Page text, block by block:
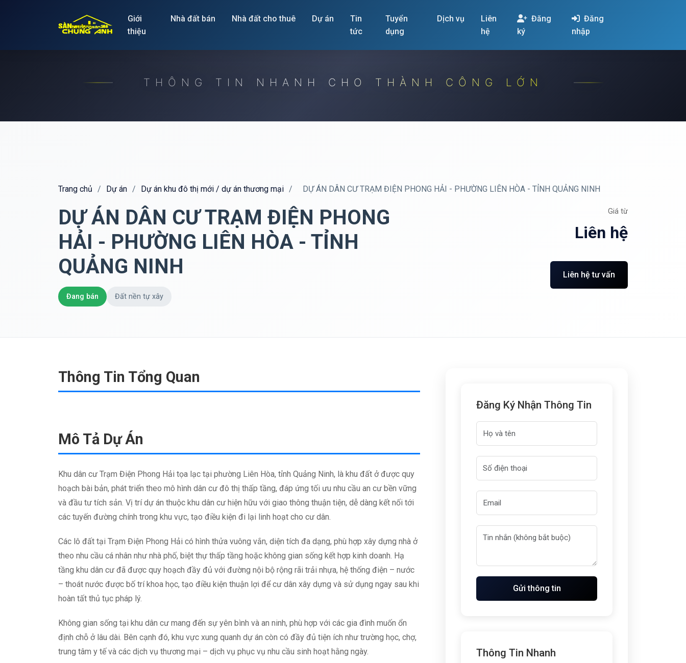
Giới
thiệu
Nhà đất bán Nhà đất cho thuê Dự án
Tin
tức
Tuyển
dụng
Dịch vụ
Liên
hệ
Đăng
ký
Đăng
nhập
THÔNG TIN NHANH CHO THÀNH CÔNG LỚN
Trang chủ / Dự án / Dự án khu đô thị mới / dự án thương mại / DỰ ÁN DÂN CƯ TRẠM ĐIỆN PHONG HẢI - PHƯỜNG LIÊN HÒA - TỈNH QUẢNG NINH
DỰ ÁN DÂN CƯ TRẠM ĐIỆN PHONG
HẢI - PHƯỜNG LIÊN HÒA - TỈNH
QUẢNG NINH
Đang bán Đất nền tự xây
Giá từ
Liên hệ
Liên hệ tư vấn
Thông Tin Tổng Quan
Mô Tả Dự Án
Khu dân cư Trạm Điện Phong Hải tọa lạc tại phường Liên Hòa, tỉnh Quảng Ninh, là khu đất ở được quy
hoạch bài bản, phát triển theo mô hình dân cư đô thị thấp tầng, đáp ứng tối ưu nhu cầu an cư bền vững
và đầu tư tích sản. Vị trí dự án thuộc khu dân cư hiện hữu với giao thông thuận tiện, dễ dàng kết nối tới
các tuyến đường chính trong khu vực, tạo điều kiện đi lại linh hoạt cho cư dân.
Các lô đất tại Trạm Điện Phong Hải có hình thửa vuông vắn, diện tích đa dạng, phù hợp xây dựng nhà ở
theo nhu cầu cá nhân như nhà phố, biệt thự thấp tầng hoặc không gian sống kết hợp kinh doanh. Hạ
tầng khu dân cư đã được quy hoạch đầy đủ với đường nội bộ rộng rãi trải nhựa, hệ thống điện – nước
– thoát nước được bố trí khoa học, tạo điều kiện thuận lợi để cư dân xây dựng và sử dụng ngay sau khi
hoàn tất thủ tục pháp lý.
Không gian sống tại khu dân cư mang đến sự yên bình và an ninh, phù hợp với các gia đình muốn ổn
định chỗ ở lâu dài. Bên cạnh đó, khu vực xung quanh dự án còn có đầy đủ tiện ích như trường học, chợ,
trung tâm y tế và các dịch vụ thương mại – dịch vụ phục vụ nhu cầu sinh hoạt hằng ngày.
Đăng Ký Nhận Thông Tin
Gửi thông tin
Thông Tin Nhanh